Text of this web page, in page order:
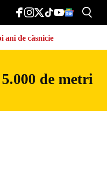
ani de căsnicie
de metri